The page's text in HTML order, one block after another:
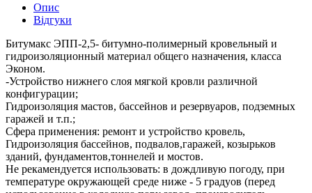
Опис
Відгуки
Битумакс ЭПП-2,5- битумно-полимерный кровельный и
гидроизоляционный материал общего назначения, класса
Эконом.
-Устройство нижнего слоя мягкой кровли различной
конфигурации;
Гидроизоляция мастов, бассейнов и резервуаров, подземных
гаражей и т.п.;
Сфера применения: ремонт и устройство кровель,
Гидроизоляция бассейнов, подвалов,гаражей, козырьков
зданий, фундаментов,тоннелей и мостов.
Не рекамендуется использовать: в дождливую погоду, при
температуре окружающей среде ниже - 5 градуов (перед